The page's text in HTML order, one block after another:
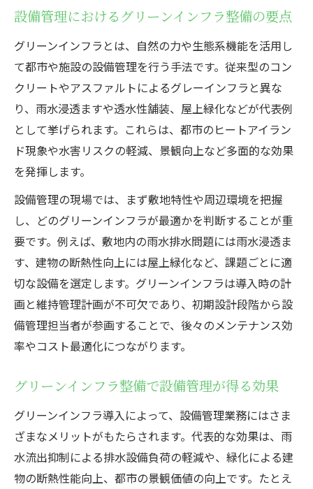
設備管理におけるグリーンインフラ整備の要点
グリーンインフラとは、自然の力や生態系機能を活用し
て都市や施設の設備管理を行う手法です。従来型のコン
クリートやアスファルトによるグレーインフラと異な
り、雨水浸透ますや透水性舗装、屋上緑化などが代表例
として挙げられます。これらは、都市のヒートアイラン
ド現象や水害リスクの軽減、景観向上など多面的な効果
を発揮します。
設備管理の現場では、まず敷地特性や周辺環境を把握
し、どのグリーンインフラが最適かを判断することが重
要です。例えば、敷地内の雨水排水問題には雨水浸透ま
す、建物の断熱性向上には屋上緑化など、課題ごとに適
切な設備を選定します。グリーンインフラは導入時の計
画と維持管理計画が不可欠であり、初期設計段階から設
備管理担当者が参画することで、後々のメンテナンス効
率やコスト最適化につながります。
グリーンインフラ整備で設備管理が得る効果
グリーンインフラ導入によって、設備管理業務にはさま
ざまなメリットがもたらされます。代表的な効果は、雨
水流出抑制による排水設備負荷の軽減や、緑化による建
物の断熱性能向上、都市の景観価値の向上です。たとえ